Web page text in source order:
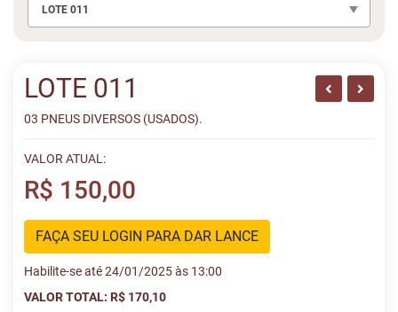
LOTE 011
LOTE 011
03 PNEUS DIVERSOS (USADOS).
VALOR ATUAL:
R$ 150,00
FAÇA SEU LOGIN PARA DAR LANCE
Habilite-se até 24/01/2025 às 13:00
VALOR TOTAL: R$ 170,10